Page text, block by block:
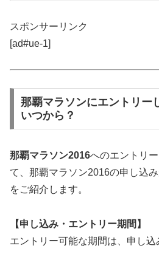
スポンサーリンク
[ad#ue-1]
那覇マラソンにエントリー
いつから？
那覇マラソン2016へのエントリ
て、那覇マラソン2016の申し込
をご紹介します。
【申し込み・エントリー期間】
エントリー可能な期間は、申し込